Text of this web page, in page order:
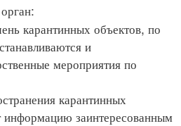
карантинных объектов, по
и
мероприятия по
карантинных
информацию заинтересованным